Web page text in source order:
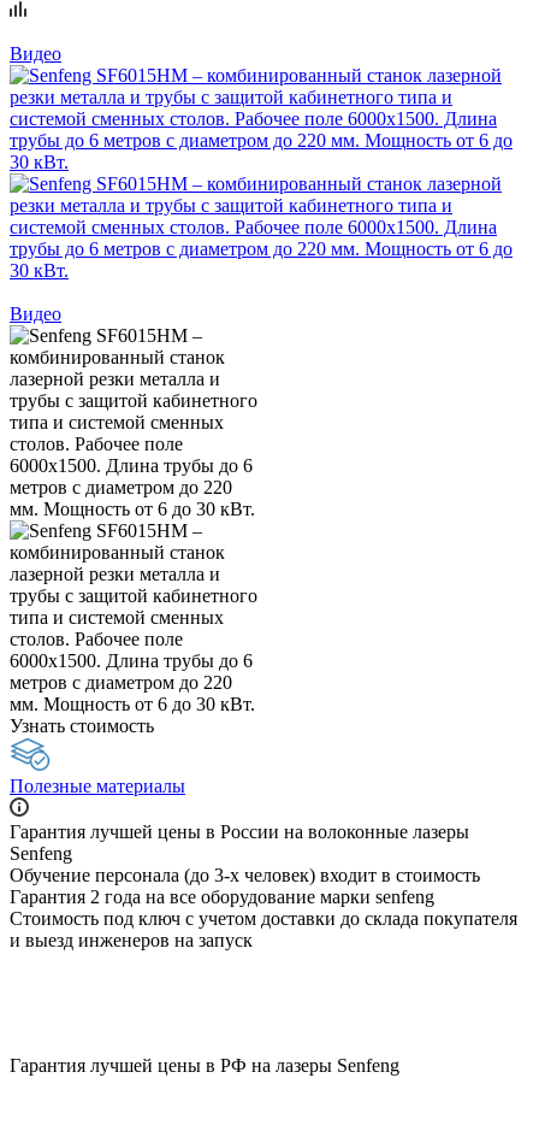
Видео
Видео
Узнать стоимость
Полезные материалы
Гарантия лучшей цены в России на волоконные лазеры
Senfeng
Обучение персонала (до 3-х человек) входит в стоимость
Гарантия 2 года на все оборудование марки senfeng
Стоимость под ключ с учетом доставки до склада покупателя
и выезд инженеров на запуск
Гарантия лучшей цены в РФ на лазеры Senfeng